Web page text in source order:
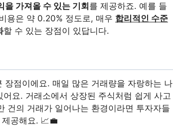
을 가져올 수 있는 기회를 제공하죠. 예를 들
용은 약 0.20% 정도로, 매우 합리적인 수준
할 수 있는 장점이 있답니다.
장점이에요. 매일 많은 거래량을 자랑하는 나
요. 거래소에서 상장된 주식처럼 쉽게 사고
건의 거래가 일어나는 환경이라면 투자자들
공해요. 📈💼